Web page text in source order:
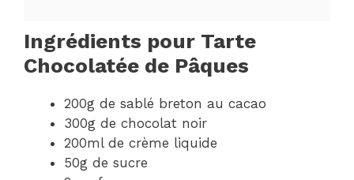
Ingrédients pour Tarte
Chocolatée de Pâques
200g de sablé breton au cacao
300g de chocolat noir
200ml de crème liquide
50g de sucre